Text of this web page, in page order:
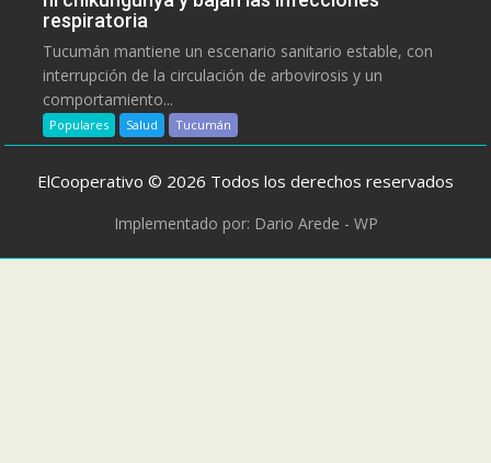
respiratoria
Tucumán mantiene un escenario sanitario estable, con
interrupción de la circulación de arbovirosis y un
comportamiento...
Populares Salud Tucumán
ElCooperativo © 2026 Todos los derechos reservados